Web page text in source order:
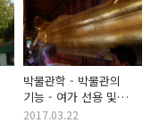
박물관학 - 박물관의
기능 - 여가 선용 및
홍보, 전통 문화 선양
2017.03.22